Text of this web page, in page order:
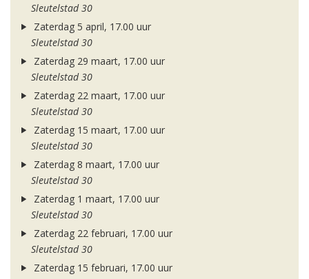
Sleutelstad 30
Zaterdag 5 april, 17.00 uur
Sleutelstad 30
Zaterdag 29 maart, 17.00 uur
Sleutelstad 30
Zaterdag 22 maart, 17.00 uur
Sleutelstad 30
Zaterdag 15 maart, 17.00 uur
Sleutelstad 30
Zaterdag 8 maart, 17.00 uur
Sleutelstad 30
Zaterdag 1 maart, 17.00 uur
Sleutelstad 30
Zaterdag 22 februari, 17.00 uur
Sleutelstad 30
Zaterdag 15 februari, 17.00 uur